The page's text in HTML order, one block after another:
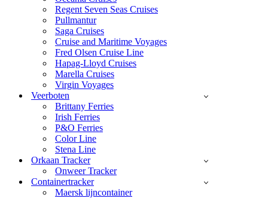
Regent Seven Seas Cruises
Pullmantur
Saga Cruises
Cruise and Maritime Voyages
Fred Olsen Cruise Line
Hapag-Lloyd Cruises
Marella Cruises
Virgin Voyages
Veerboten
Brittany Ferries
Irish Ferries
P&O Ferries
Color Line
Stena Line
Orkaan Tracker
Onweer Tracker
Containertracker
Maersk lijncontainer